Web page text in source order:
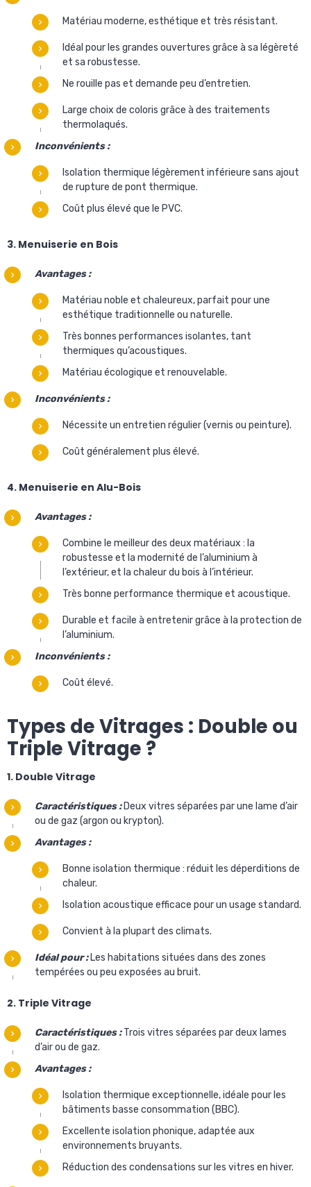
Matériau moderne, esthétique et très résistant.
Idéal pour les grandes ouvertures grâce à sa légèreté
et sa robustesse.
Ne rouille pas et demande peu d’entretien.
Large choix de coloris grâce à des traitements
thermolaqués.
Inconvénients :
Isolation thermique légèrement inférieure sans ajout
de rupture de pont thermique.
Coût plus élevé que le PVC.
3. Menuiserie en Bois
Avantages :
Matériau noble et chaleureux, parfait pour une
esthétique traditionnelle ou naturelle.
Très bonnes performances isolantes, tant
thermiques qu’acoustiques.
Matériau écologique et renouvelable.
Inconvénients :
Nécessite un entretien régulier (vernis ou peinture).
Coût généralement plus élevé.
4. Menuiserie en Alu-Bois
Avantages :
Combine le meilleur des deux matériaux : la
robustesse et la modernité de l’aluminium à
l’extérieur, et la chaleur du bois à l’intérieur.
Très bonne performance thermique et acoustique.
Durable et facile à entretenir grâce à la protection de
l’aluminium.
Inconvénients :
Coût élevé.
Types de Vitrages : Double ou
Triple Vitrage ?
1. Double Vitrage
Caractéristiques :Deux vitres séparées par une lame d’air
ou de gaz (argon ou krypton).
Avantages :
Bonne isolation thermique : réduit les déperditions de
chaleur.
Isolation acoustique efficace pour un usage standard.
Convient à la plupart des climats.
Idéal pour :Les habitations situées dans des zones
tempérées ou peu exposées au bruit.
2. Triple Vitrage
Caractéristiques :Trois vitres séparées par deux lames
d’air ou de gaz.
Avantages :
Isolation thermique exceptionnelle, idéale pour les
bâtiments basse consommation (BBC).
Excellente isolation phonique, adaptée aux
environnements bruyants.
Réduction des condensations sur les vitres en hiver.